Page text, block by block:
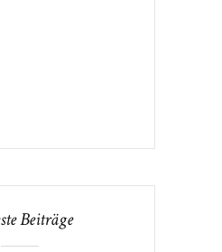
Beiträge